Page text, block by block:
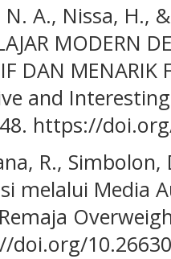
N. A., Nissa, H.,
MODERN
DAN
and
https://
R.,
melalui Media
doi.org/